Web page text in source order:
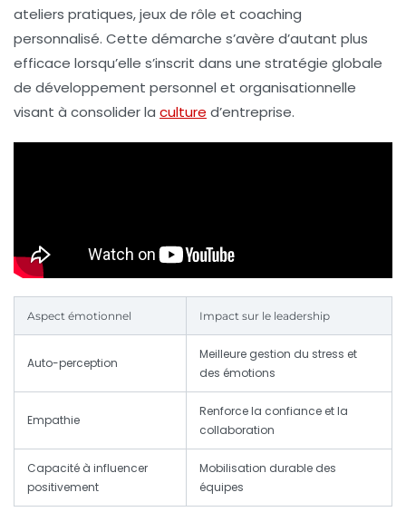
ateliers pratiques, jeux de rôle et coaching
personnalisé. Cette démarche s’avère d’autant plus
efficace lorsqu’elle s’inscrit dans une stratégie globale
de développement personnel et organisationnelle
visant à consolider la culture d’entreprise.
Aspect émotionnel Impact sur le leadership
Auto-perception
Meilleure gestion du stress et
des émotions
Empathie
Renforce la confiance et la
collaboration
Capacité à influencer
positivement
Mobilisation durable des
équipes